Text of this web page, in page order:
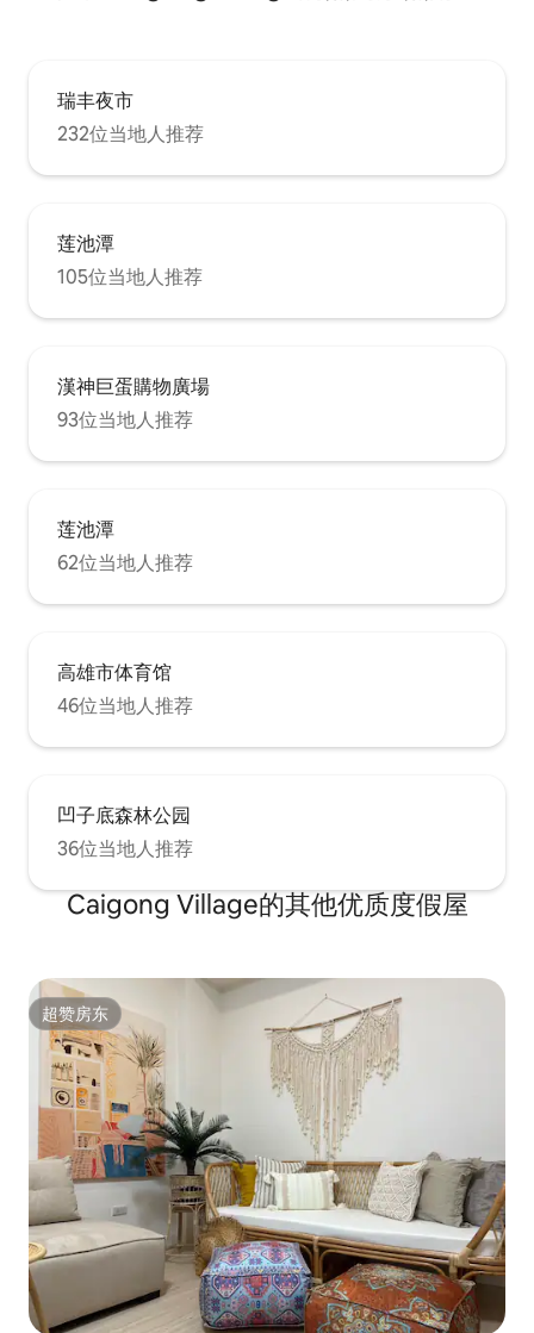
瑞丰夜市
232位当地人推荐
莲池潭
105位当地人推荐
漢神巨蛋購物廣場
93位当地人推荐
莲池潭
62位当地人推荐
高雄市体育馆
46位当地人推荐
凹子底森林公园
36位当地人推荐
Caigong Village的其他优质度假屋
超赞房东
超赞房东